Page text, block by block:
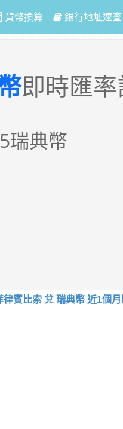
貨幣換算 銀行地址速查
即時匯
瑞典幣
律賓比索 兌 瑞典幣 近1個